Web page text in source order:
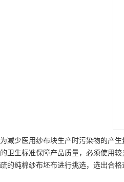
为减少医用纱布块生产时污染物的产
的卫生标准保障产品质量，必须使用较
疏的纯棉纱布坯布进行挑选，选出合